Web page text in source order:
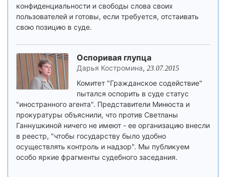
конфиденциальности и свободы слова своих
пользователей и готовы, если требуется, отстаивать
свою позицию в суде.
Оспоривая глупца
Дарья Костромина, 23.07.2015
Комитет "Гражданское содействие"
пытался оспорить в суде статус
"иностранного агента". Представители Минюста и
прокуратуры объяснили, что против Светланы
Ганнушкиной ничего не имеют - ее организацию внесли
в реестр, "чтобы государству было удобно
осуществлять контроль и надзор". Мы публикуем
особо яркие фрагменты судебного заседания.